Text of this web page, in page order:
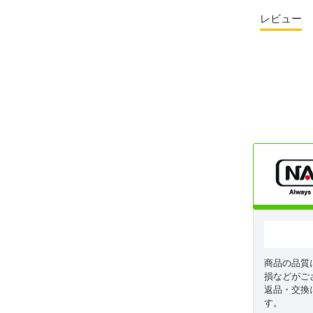
レビュー
商品の品質
損などがご
返品・交換
す。